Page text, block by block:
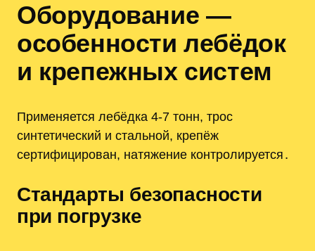
Оборудование —
особенности лебёдок
и крепежных систем
Применяется лебёдка 4‑7 тонн, трос
синтетический и стальной, крепёж
сертифицирован, натяжение контролируется․
Стандарты безопасности
при погрузке